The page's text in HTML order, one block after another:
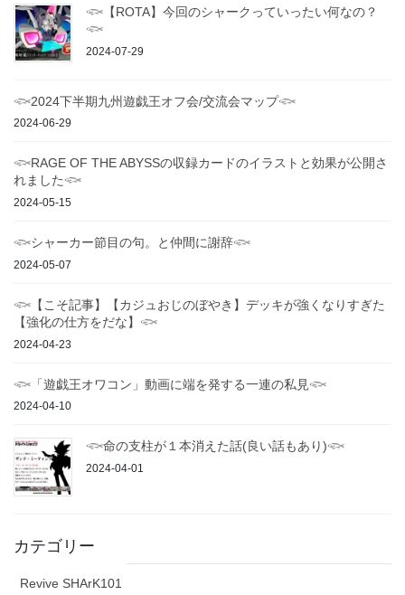
𓆟【ROTA】今回のシャークっていったい何なの？
𓆟
2024-07-29
𓆟2024下半期九州遊戯王オフ会/交流会マップ𓆟
2024-06-29
𓆟RAGE OF THE ABYSSの収録カードのイラストと効果が公開さ
れました𓆟
2024-05-15
𓆟シャーカー節目の句。と仲間に謝辞𓆟
2024-05-07
𓆟【こそ記事】【カジュおじのぼやき】デッキが強くなりすぎた
【強化の仕方をだな】𓆟
2024-04-23
𓆟「遊戯王オワコン」動画に端を発する一連の私見𓆟
2024-04-10
𓆟命の支柱が１本消えた話(良い話もあり)𓆟
2024-04-01
カテゴリー
Revive SHArK101